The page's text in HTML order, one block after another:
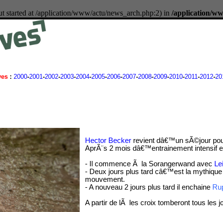
started at /application/www/actu/news_arch.php:2) in /application/
:2000-2001-2002-2003-2004-2005-2006-2007-2008-2009-2010-2011-2012-
Hector Becker revient dâ€™un sÃ©jour
AprÃ¨s 2 mois dâ€™entrainement intensif
- Il commence Ã la Sorangerwand avec
- Deux jours plus tard câ€™est la
mouvement.
- A nouveau 2 jours plus tard il enchaine
A partir de lÃ les croix tomberont tous les